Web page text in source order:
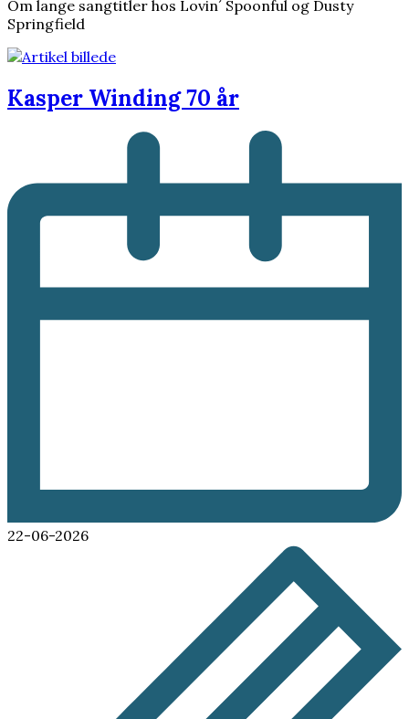
Om lange sangtitler hos Lovin´ Spoonful og Dusty
Springfield
Kasper Winding 70 år
22-06-2026